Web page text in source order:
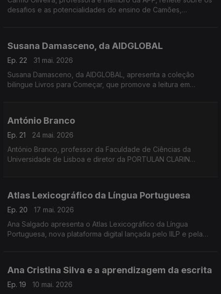
desafios e as potencialidades do ensino de Camões,
Susana Damasceno, da AIDGLOBAL
Ep. 22
31 mai. 2026
Susana Damasceno, da AIDGLOBAL, apresenta a coleção
bilingue Livros para Começar, que promove a leitura em
António Branco
Ep. 21
24 mai. 2026
António Branco, professor da Faculdade de Ciências da
Universidade de Lisboa e diretor da PORTULAN CLARIN
Atlas Lexicográfico da Língua Portuguesa
Ep. 20
17 mai. 2026
Ana Salgado apresenta o Atlas Lexicográfico da Língua
Portuguesa, nova plataforma digital lançada pelo IILP e pela
Ana Cristina Silva e a aprendizagem da escrita
Ep. 19
10 mai. 2026